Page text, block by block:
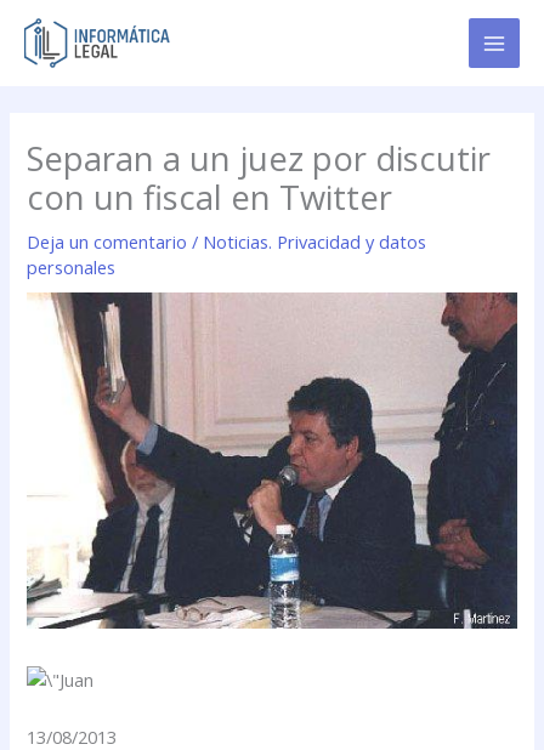
contenido
Separan a un juez por discutir
con un fiscal en Twitter
Deja un comentario / Noticias. Privacidad y datos
personales
13/08/2013